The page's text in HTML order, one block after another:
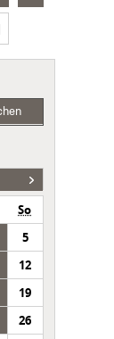
So
5
12
19
26